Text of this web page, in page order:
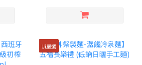
Ui嚴選